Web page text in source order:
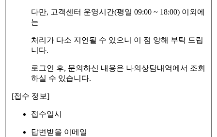
다만, 고객센터 운영시간(평일 09:00 ~ 18:00) 이외에
는
처리가 다소 지연될 수 있으니 이 점 양해 부탁 드립
니다.
로그인 후, 문의하신 내용은 나의상담내역에서 조회
하실 수 있습니다.
[접수 정보]
접수일시
답변받을 이메일